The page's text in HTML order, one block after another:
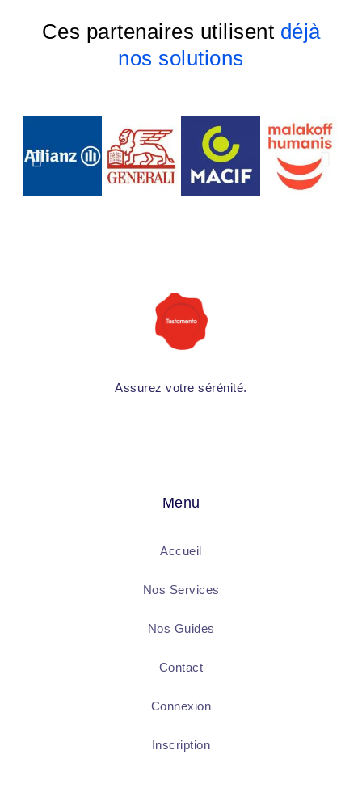
Ces partenaires utilisent déjà
nos solutions
Assurez votre sérénité.
Menu
Accueil
Nos Services
Nos Guides
Contact
Connexion
Inscription